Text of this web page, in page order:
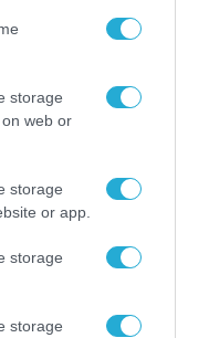
storage
web or
storage
or app.
storage
storage
τα